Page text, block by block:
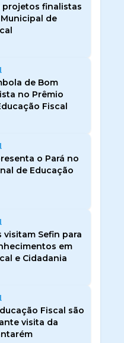
projetos finalistas
de
de Bom
no Prêmio
Fiscal
o Pará no
de Educação
visitam Sefin para
em
e Cidadania
Fiscal são
visita da